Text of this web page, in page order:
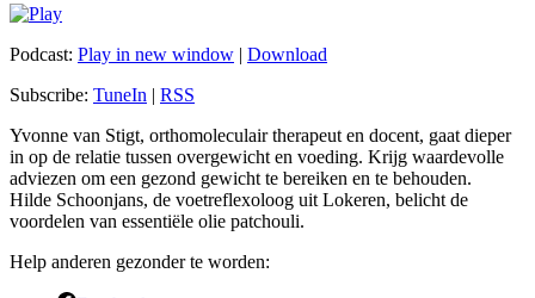
Podcast: Play in new window | Download
Subscribe: TuneIn | RSS
Yvonne van Stigt, orthomoleculair therapeut en docent, gaat dieper
in op de relatie tussen overgewicht en voeding. Krijg waardevolle
adviezen om een gezond gewicht te bereiken en te behouden.
Hilde Schoonjans, de voetreflexoloog uit Lokeren, belicht de
voordelen van essentiële olie patchouli.
Help anderen gezonder te worden: